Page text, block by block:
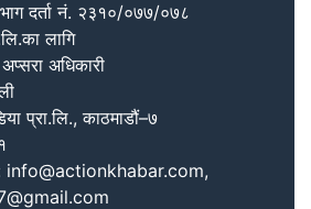
दर्ता नं. २३१०/०७७/०७८
लागि
अधिकारी
प्रा.लि., काठमाडौं–७
info@actionkhabar.com,